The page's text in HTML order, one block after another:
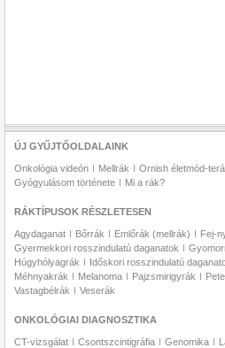
ÚJ GYŰJTŐOLDALAINK
Onkológia videón Mellrák Ornish életmód-
Gyógyulásom története
Mi a rák?
RÁKTÍPUSOK RÉSZLETESEN
Agydaganat Bőrrák Emlőrák (mellrák) Fej-
Gyermekkori rosszindulatú daganatok
Húgyhólyagrák
Időskori rosszindulatú
Méhnyakrák
Melanoma Pajzsmirigyrák
Vastagbélrák
Veserák
ONKOLÓGIAI DIAGNOSZTIKA
CT-vizsgálat Csontszcintigráfia Genomika